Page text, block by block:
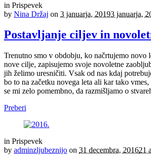
in Prispevek
by Nina Držaj on 3 januarja, 20193 januarja,
Postavljanje ciljev in
Trenutno smo v obdobju, ko načrtujemo novo
nove cilje, zapisujemo svoje novoletne
jih želimo uresničiti. Vsak od nas kdaj
bo to na začetku novega leta ali kar tako
se mi zelo pomembno, da razmišljamo o
Preberi
in Prispevek
by adminzljubeznijo on 31 decembra, 201621